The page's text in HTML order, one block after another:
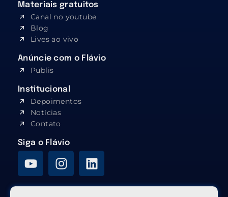
Materiais gratuitos
Canal no youtube
Blog
Lives ao vivo
Anúncie com o Flávio
Publis
Institucional
Depoimentos
Notícias
Contato
Siga o Flávio